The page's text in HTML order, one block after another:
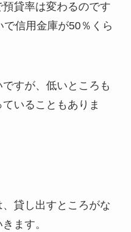
貸率は変わるのです
信用金庫が50％くら
すが、低いところも
いることもありま
貸し出すところがな
ます。